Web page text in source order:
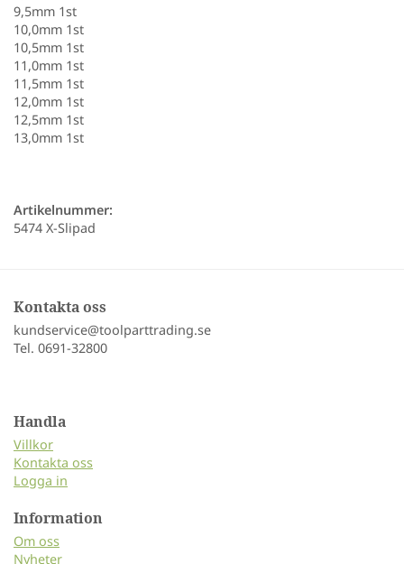
9,5mm 1st
10,0mm 1st
10,5mm 1st
11,0mm 1st
11,5mm 1st
12,0mm 1st
12,5mm 1st
13,0mm 1st
Artikelnummer:
5474 X-Slipad
Kontakta oss
kundservice@toolparttrading.se
Tel. 0691-32800
Handla
Villkor
Kontakta oss
Logga in
Information
Om oss
Nyheter